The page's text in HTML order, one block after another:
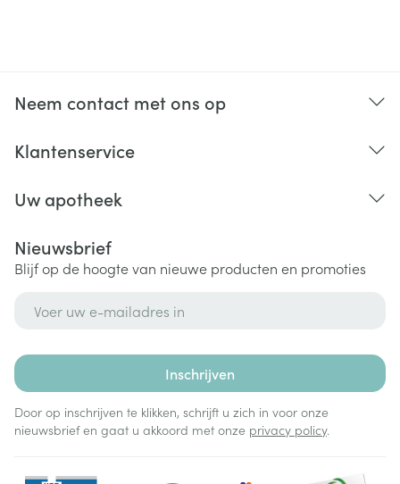
Neem contact met ons op
Klantenservice
Uw apotheek
Nieuwsbrief
Blijf op de hoogte van nieuwe producten en promoties
Inschrijven
Door op inschrijven te klikken, schrijft u zich in voor onze
nieuwsbrief en gaat u akkoord met onze privacy policy.